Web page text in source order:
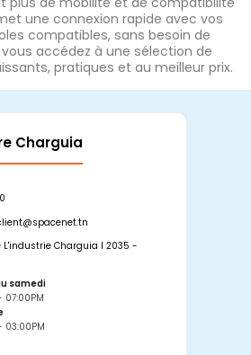
une connexion rapide avec vos
compatibles, sans besoin de
accédez à une sélection de
pratiques et au meilleur prix.
Charguia
L'industrie Charguia I 2035 -
samedi
07:00PM
03:00PM